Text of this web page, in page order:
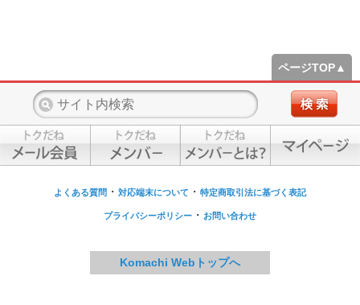
ページTOP▲
よくある質問 ・ 対応端末について ・ 特定商取引法に基づく表記
プライバシーポリシー ・ お問い合わせ
Komachi Webトップへ